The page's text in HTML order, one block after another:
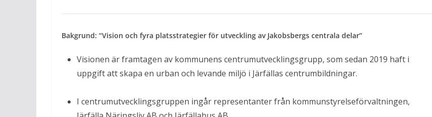
Bakgrund: “Vision och fyra platsstrategier för utveckling av Jakobsbergs centrala delar”
Visionen är framtagen av kommunens centrumutvecklingsgrupp, som sedan 2019 haft i
uppgift att skapa en urban och levande miljö i Järfällas centrumbildningar.
I centrumutvecklingsgruppen ingår representanter från kommunstyrelseförvaltningen,